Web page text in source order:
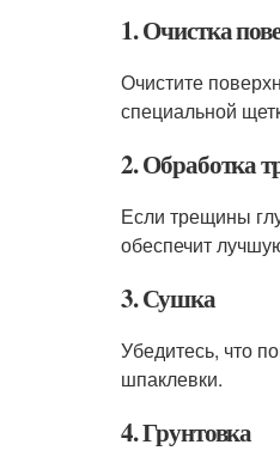
1. Очистка
Очистите
специальной
2. Обработка
Если трещины
обеспечит
3. Сушка
Убедитесь, что
шпаклевки.
4. Грунтовка